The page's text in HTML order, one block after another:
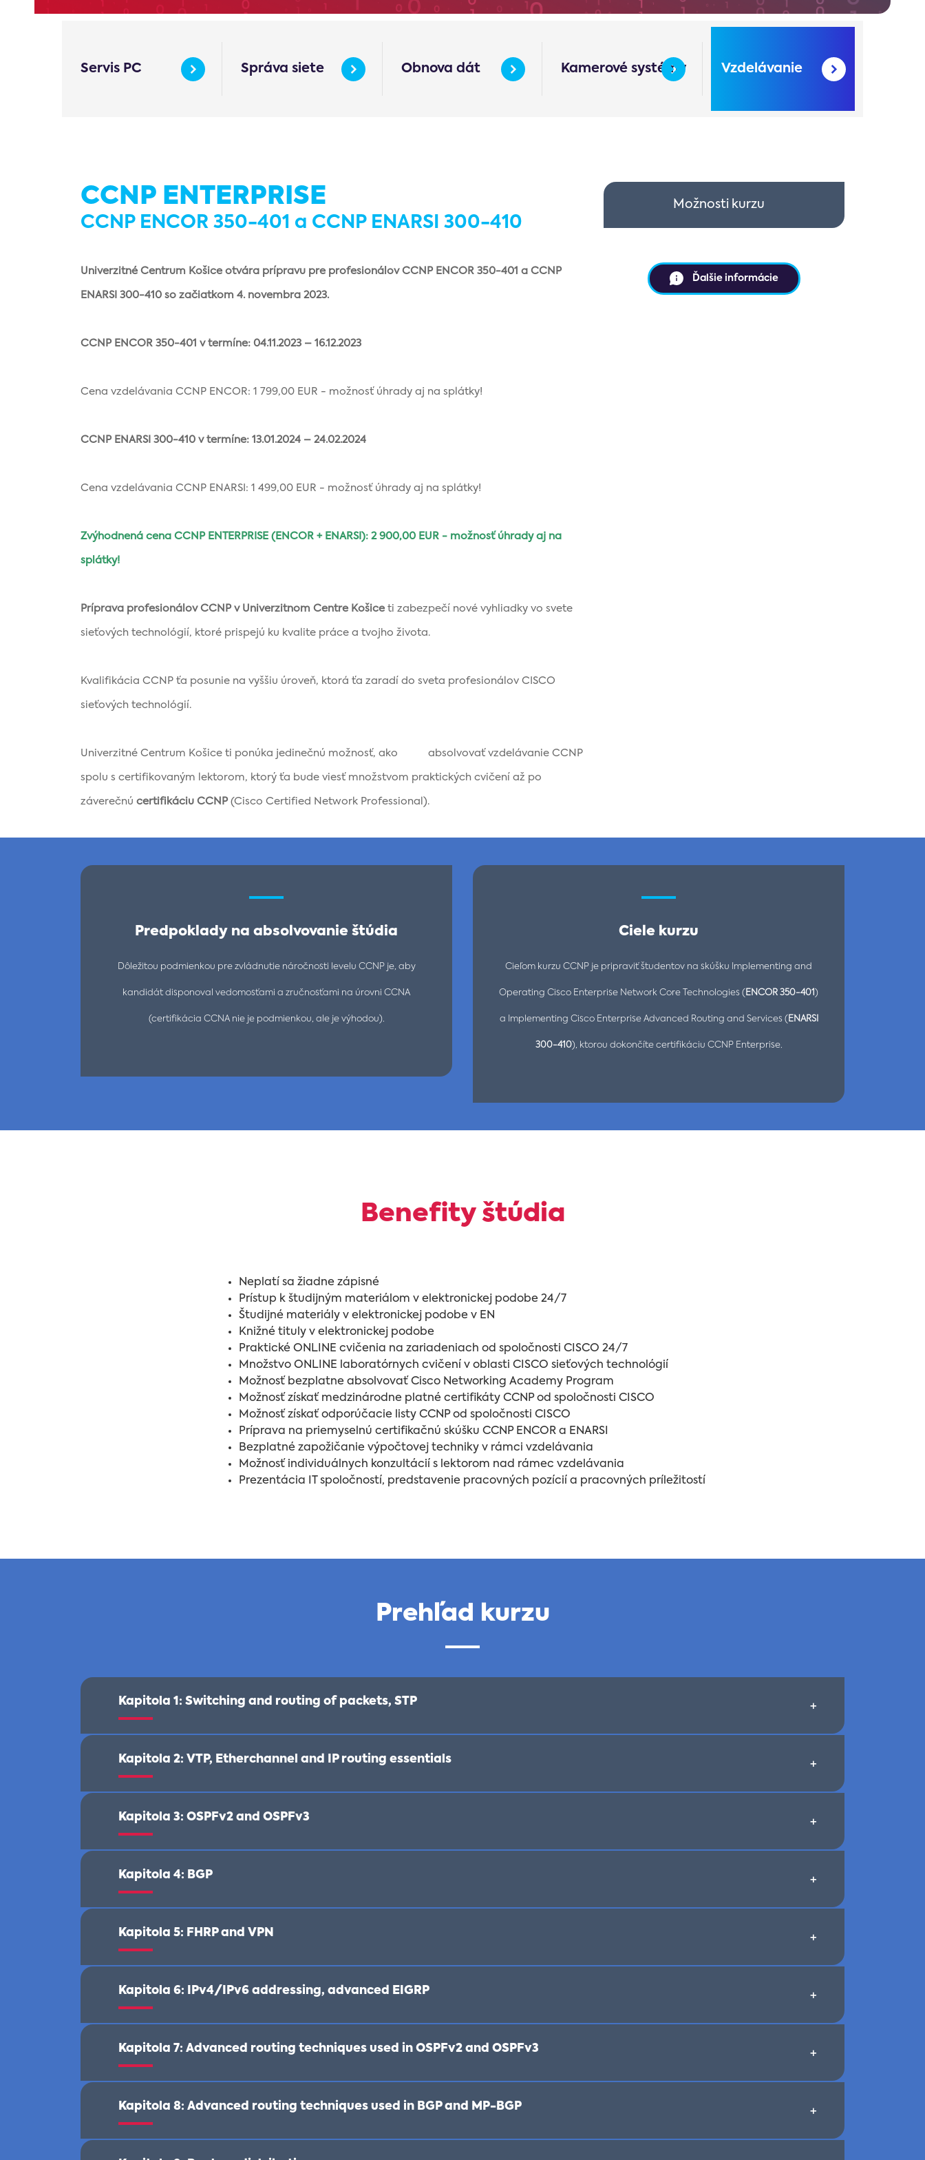
Servis PC Správa siete Obnova dát Kamerové systémy Vzdelávanie
CCNP ENTERPRISE
CCNP ENCOR 350-401 a CCNP ENARSI 300-410
Univerzitné Centrum Košice otvára prípravu pre profesionálov CCNP ENCOR 350-401 a CCNP
ENARSI 300-410 so začiatkom 4. novembra 2023.
CCNP ENCOR 350-401 v termíne: 04.11.2023 – 16.12.2023
Cena vzdelávania CCNP ENCOR: 1 799,00 EUR - možnosť úhrady aj na splátky!
CCNP ENARSI 300-410 v termíne: 13.01.2024 – 24.02.2024
Cena vzdelávania CCNP ENARSI: 1 499,00 EUR - možnosť úhrady aj na splátky!
Zvýhodnená cena CCNP ENTERPRISE (ENCOR + ENARSI): 2 900,00 EUR - možnosť úhrady aj na
splátky!
Príprava profesionálov CCNP v Univerzitnom Centre Košice ti zabezpečí nové vyhliadky vo svete
sieťových technológií, ktoré prispejú ku kvalite práce a tvojho života.
Kvalifikácia CCNP ťa posunie na vyššiu úroveň, ktorá ťa zaradí do sveta profesionálov CISCO
sieťových technológií.
Univerzitné Centrum Košice ti ponúka jedinečnú možnosť, ako absolvovať vzdelávanie CCNP
spolu s certifikovaným lektorom, ktorý ťa bude viesť množstvom praktických cvičení až po
záverečnú certifikáciu CCNP(Cisco Certified Network Professional).
Možnosti kurzu
Ďalšie informácie
Predpoklady na absolvovanie štúdia
Dôležitou podmienkou pre zvládnutie náročnosti levelu CCNP je, aby
kandidát disponoval vedomosťami a zručnosťami na úrovni CCNA
(certifikácia CCNA nie je podmienkou, ale je výhodou).
Ciele kurzu
Cieľom kurzu CCNP je pripraviť študentov na skúšku Implementing and
Operating Cisco Enterprise Network Core Technologies ( ENCOR 350-401 )
a Implementing Cisco Enterprise Advanced Routing and Services ( ENARSI
300-410), ktorou dokončíte certifikáciu CCNP Enterprise.
Benefity štúdia
Neplatí sa žiadne zápisné
Prístup k študijným materiálom v elektronickej podobe 24/7
Študijné materiály v elektronickej podobe v EN
Knižné tituly v elektronickej podobe
Praktické ONLINE cvičenia na zariadeniach od spoločnosti CISCO 24/7
Množstvo ONLINE laboratórnych cvičení v oblasti CISCO sieťových technológií
Možnosť bezplatne absolvovať Cisco Networking Academy Program
Možnosť získať medzinárodne platné certifikáty CCNP od spoločnosti CISCO
Možnosť získať odporúčacie listy CCNP od spoločnosti CISCO
Príprava na priemyselnú certifikačnú skúšku CCNP ENCOR a ENARSI
Bezplatné zapožičanie výpočtovej techniky v rámci vzdelávania
Možnosť individuálnych konzultácií s lektorom nad rámec vzdelávania
Prezentácia IT spoločností, predstavenie pracovných pozícií a pracovných príležitostí
Prehľad kurzu
Kapitola 1: Switching and routing of packets, STP +
Kapitola 2: VTP, Etherchannel and IP routing essentials +
Kapitola 3: OSPFv2 and OSPFv3 +
Kapitola 4: BGP +
Kapitola 5: FHRP and VPN +
Kapitola 6: IPv4/IPv6 addressing, advanced EIGRP +
Kapitola 7: Advanced routing techniques used in OSPFv2 and OSPFv3 +
Kapitola 8: Advanced routing techniques used in BGP and MP-BGP +